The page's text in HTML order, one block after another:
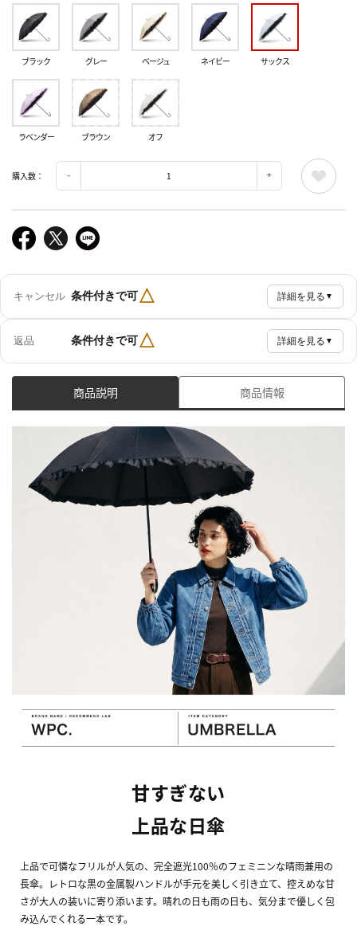
ブラック グレー ベージュ ネイビー サックス
ラベンダー ブラウン オフ
購入数：
キャンセル 条件付きで可△ 詳細を見る ▼
返品 条件付きで可△ 詳細を見る ▼
商品説明 商品情報
甘すぎない
上品な日傘
上品で可憐なフリルが人気の、完全遮光100％のフェミニンな晴雨兼用の
長傘。レトロな黒の金属製ハンドルが手元を美しく引き立て、控えめな甘
さが大人の装いに寄り添います。晴れの日も雨の日も、気分まで優しく包
み込んでくれる一本です。